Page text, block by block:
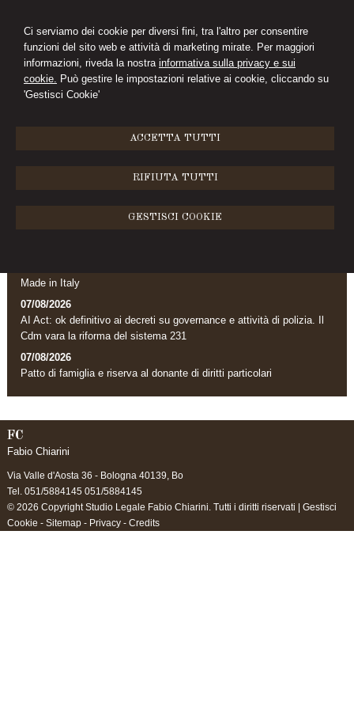
Ci serviamo dei cookie per diversi fini, tra l'altro per consentire
funzioni del sito web e attività di marketing mirate. Per maggiori
informazioni, riveda la nostra informativa sulla privacy e sui
cookie. Può gestire le impostazioni relative ai cookie, cliccando su
'Gestisci Cookie'
ACCETTA TUTTI
RIFIUTA TUTTI
GESTISCI COOKIE
FC
FABIO CHIARINI
Made in Italy
07/08/2026
AI Act: ok definitivo ai decreti su governance e attività di polizia. Il
Cdm vara la riforma del sistema 231
07/08/2026
Patto di famiglia e riserva al donante di diritti particolari
FC
Fabio Chiarini
Via Valle d'Aosta 36 - Bologna 40139, Bo
Tel. 051/5884145 051/5884145
© 2026 Copyright Studio Legale Fabio Chiarini. Tutti i diritti riservati | Gestisci
Cookie - Sitemap- Privacy- Credits